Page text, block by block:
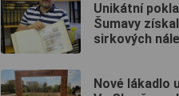
Unikátní
Šumavy
sirkových
Nové lákadlo